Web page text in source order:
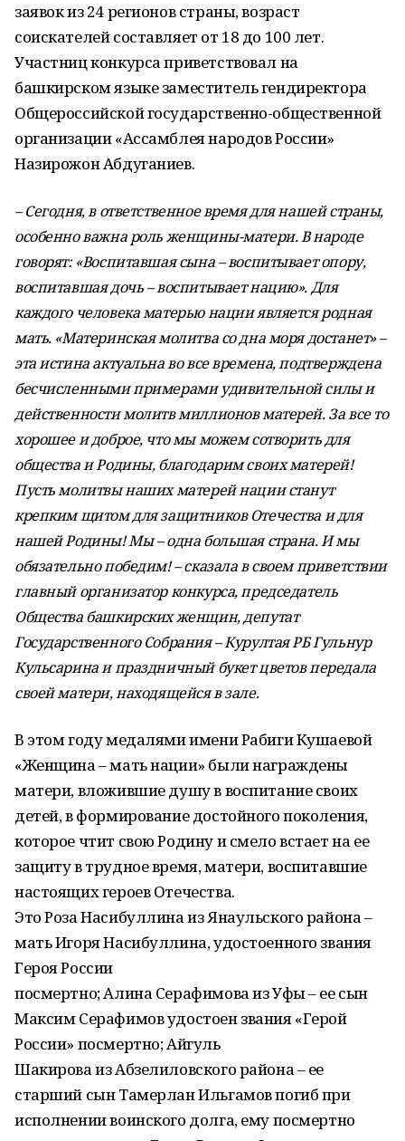
заявок из 24 регионов страны, возраст
соискателей составляет от 18 до 100 лет.
Участниц конкурса приветствовал на
башкирском языке заместитель гендиректора
Общероссийской государственно-общественной
организации «Ассамблея народов России»
Назирожон Абдуганиев.
– Сегодня, в ответственное время для нашей страны,
особенно важна роль женщины-матери. В народе
говорят: «Воспитавшая сына – воспитывает опору,
воспитавшая дочь – воспитывает нацию». Для
каждого человека матерью нации является родная
мать. «Материнская молитва со дна моря достанет» –
эта истина актуальна во все времена, подтверждена
бесчисленными примерами удивительной силы и
действенности молитв миллионов матерей. За все то
хорошее и доброе, что мы можем сотворить для
общества и Родины, благодарим своих матерей!
Пусть молитвы наших матерей нации станут
крепким щитом для защитников Отечества и для
нашей Родины! Мы – одна большая страна. И мы
обязательно победим! – сказала в своем приветствии
главный организатор конкурса, председатель
Общества башкирских женщин, депутат
Государственного Собрания – Курултая РБ Гульнур
Кульсарина и праздничный букет цветов передала
своей матери, находящейся в зале.
В этом году медалями имени Рабиги Кушаевой
«Женщина – мать нации» были награждены
матери, вложившие душу в воспитание своих
детей, в формирование достойного поколения,
которое чтит свою Родину и смело встает на ее
защиту в трудное время, матери, воспитавшие
настоящих героев Отечества.
Это Роза Насибуллина из Янаульского района –
мать Игоря Насибуллина, удостоенного звания
Героя России
посмертно; Алина Серафимова из Уфы – ее сын
Максим Серафимов удостоен звания «Герой
России» посмертно; Айгуль
Шакирова из Абзелиловского района – ее
старший сын Тамерлан Ильгамов погиб при
исполнении воинского долга, ему посмертно